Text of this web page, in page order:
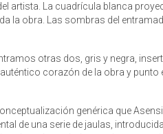
artista. La cuadrícula blanca
la obra. Las sombras del
otras dos, gris y negra,
corazón de la obra y punto
genérica que
de una serie de jaulas,